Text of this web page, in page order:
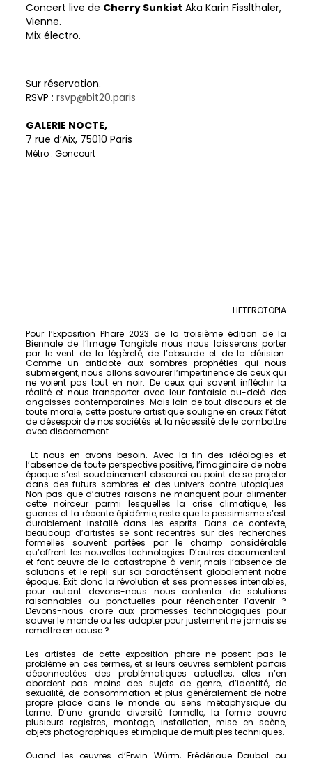
Concert live de Cherry Sunkist Aka Karin Fisslthaler,
Vienne.
Mix électro.
Sur réservation.
RSVP : rsvp@bit20.paris
GALERIE NOCTE,
7 rue d’Aix, 75010 Paris
Métro : Goncourt
HETEROTOPIA
Pour l’Exposition Phare 2023 de la troisième édition de la
Biennale de l’Image Tangible nous nous laisserons porter
par le vent de la légèreté, de l’absurde et de la dérision.
Comme un antidote aux sombres prophéties qui nous
submergent, nous allons savourer l’impertinence de ceux qui
ne voient pas tout en noir. De ceux qui savent infléchir la
réalité et nous transporter avec leur fantaisie au-delà des
angoisses contemporaines. Mais loin de tout discours et de
toute morale, cette posture artistique souligne en creux l’état
de désespoir de nos sociétés et la nécessité de le combattre
avec discernement.
Et nous en avons besoin. Avec la fin des idéologies et
l’absence de toute perspective positive, l’imaginaire de notre
époque s’est soudainement obscurci au point de se projeter
dans des futurs sombres et des univers contre-utopiques.
Non pas que d’autres raisons ne manquent pour alimenter
cette noirceur parmi lesquelles la crise climatique, les
guerres et la récente épidémie, reste que le pessimisme s’est
durablement installé dans les esprits. Dans ce contexte,
beaucoup d’artistes se sont recentrés sur des recherches
formelles souvent portées par le champ considérable
qu’offrent les nouvelles technologies. D’autres documentent
et font œuvre de la catastrophe à venir, mais l’absence de
solutions et le repli sur soi caractérisent globalement notre
époque. Exit donc la révolution et ses promesses intenables,
pour autant devons-nous nous contenter de solutions
raisonnables ou ponctuelles pour réenchanter l’avenir ?
Devons-nous croire aux promesses technologiques pour
sauver le monde ou les adopter pour justement ne jamais se
remettre en cause ?
Les artistes de cette exposition phare ne posent pas le
problème en ces termes, et si leurs œuvres semblent parfois
déconnectées des problématiques actuelles, elles n’en
abordent pas moins des sujets de genre, d’identité, de
sexualité, de consommation et plus généralement de notre
propre place dans le monde au sens métaphysique du
terme. D’une grande diversité formelle, la forme couvre
plusieurs registres, montage, installation, mise en scène,
objets photographiques et implique de multiples techniques.
Quand les œuvres d’Erwin Würm, Frédérique Daubal ou